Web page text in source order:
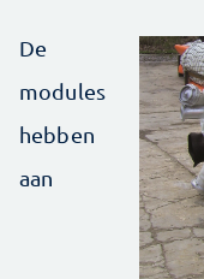
De
modules
hebben
aan